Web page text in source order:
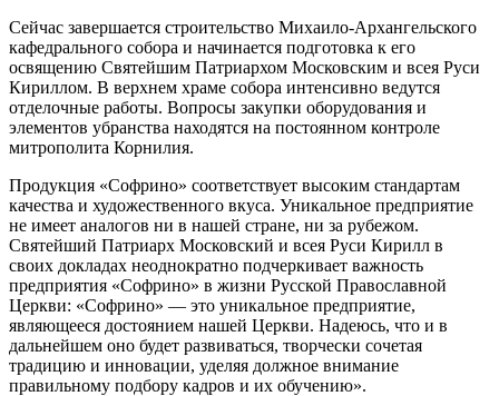
Сейчас завершается строительство Михаило-Архангельского
кафедрального собора и начинается подготовка к его
освящению Святейшим Патриархом Московским и всея Руси
Кириллом. В верхнем храме собора интенсивно ведутся
отделочные работы. Вопросы закупки оборудования и
элементов убранства находятся на постоянном контроле
митрополита Корнилия.
Продукция «Софрино» соответствует высоким стандартам
качества и художественного вкуса. Уникальное предприятие
не имеет аналогов ни в нашей стране, ни за рубежом.
Святейший Патриарх Московский и всея Руси Кирилл в
своих докладах неоднократно подчеркивает важность
предприятия «Софрино» в жизни Русской Православной
Церкви: «Софрино» — это уникальное предприятие,
являющееся достоянием нашей Церкви. Надеюсь, что и в
дальнейшем оно будет развиваться, творчески сочетая
традицию и инновации, уделяя должное внимание
правильному подбору кадров и их обучению».